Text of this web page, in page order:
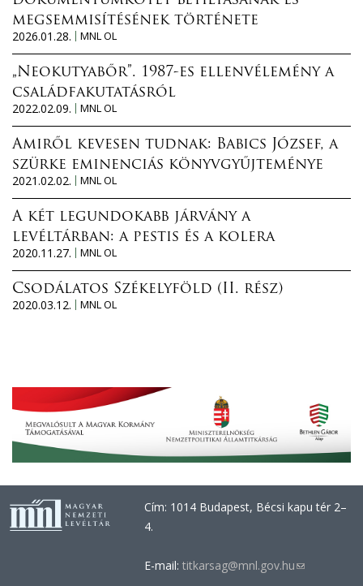
megsemmisítésének története
2026.01.28.
MNL OL
„Neokutyabőr”. 1987-es ellenvélemény a
családfakutatásról
2022.02.09.
MNL OL
Amiről kevesen tudnak: Babics József, a
szürke eminenciás könyvgyűjteménye
2021.02.02.
MNL OL
A két legundokabb járvány a
levéltárban: a pestis és a kolera
2020.11.27.
MNL OL
Csodálatos Székelyföld (II. rész)
2020.03.12.
MNL OL
Cím: 1014 Budapest, Bécsi kapu tér 2–
4.
E-mail: titkarsag@mnl.gov.hu(link